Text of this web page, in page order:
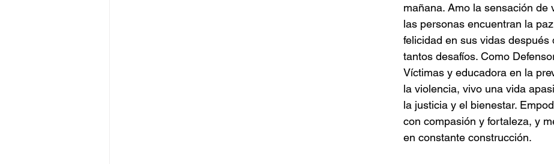
mañana. Amo la sensación de
las personas encuentran la
felicidad en sus vidas después
tantos desafíos. Como
Víctimas y educadora en la
la violencia, vivo una vida
la justicia y el bienestar.
con compasión y fortaleza, y
en constante construcción.